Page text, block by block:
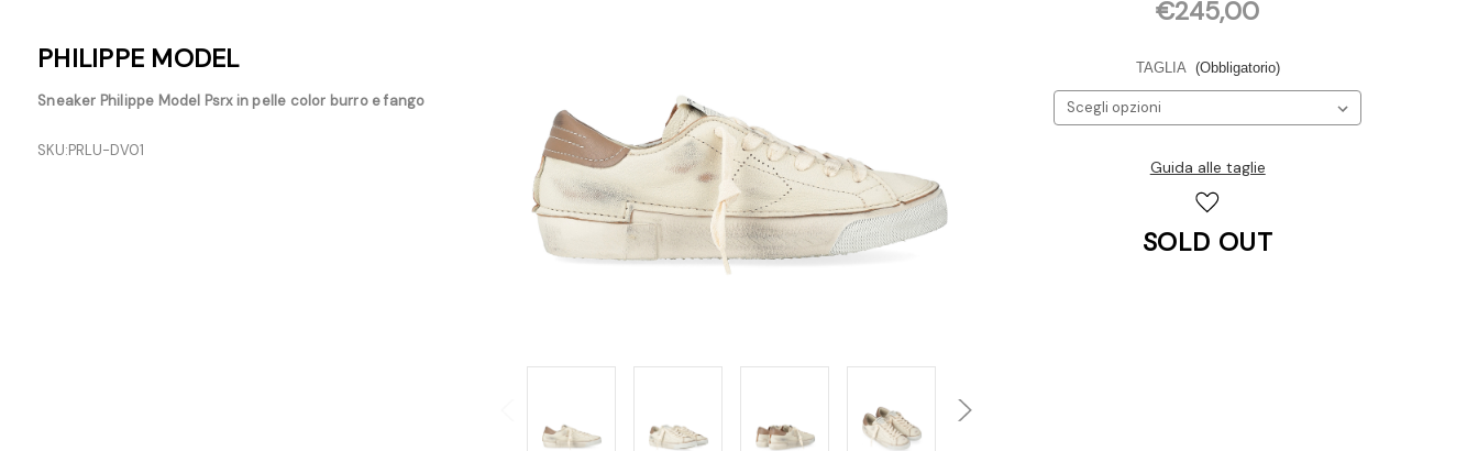
PHILIPPE MODEL
Sneaker Philippe Model Psrx in pelle color burro e fango
SKU:PRLU-DV01
€245,00
TAGLIA (Obbligatorio)
Guida alle taglie
SOLD OUT